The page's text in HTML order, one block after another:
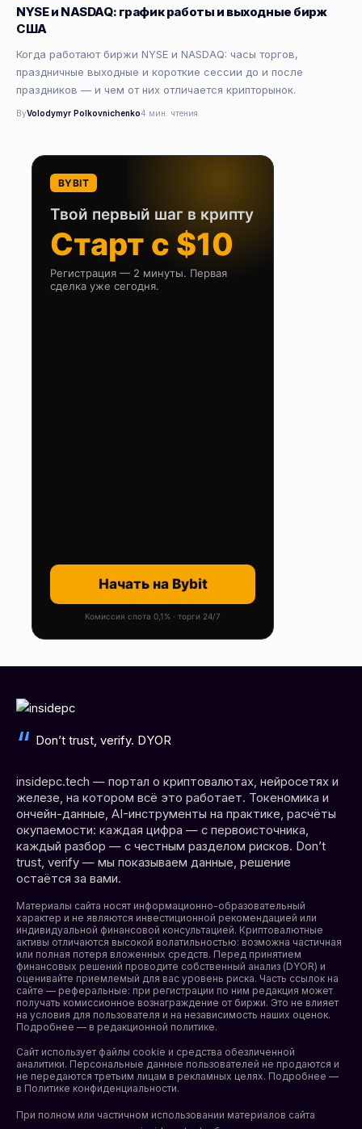
NYSE и NASDAQ: график работы и выходные бирж
США
Когда работают биржи NYSE и NASDAQ: часы торгов,
праздничные выходные и короткие сессии до и после
праздников — и чем от них отличается крипторынок.
ByVolodymyr Polkovnichenko4 мин. чтения
BYBIT
Твой первый шаг в крипту
Старт с $10
Регистрация — 2 минуты. Первая
сделка уже сегодня.
Начать на Bybit
Комиссия спота 0,1% · торги 24/7
Don’t trust, verify. DYOR
insidepc.tech — портал о криптовалютах, нейросетях и
железе, на котором всё это работает. Токеномика и
ончейн-данные, AI-инструменты на практике, расчёты
окупаемости: каждая цифра — с первоисточника,
каждый разбор — с честным разделом рисков. Don’t
trust, verify — мы показываем данные, решение
остаётся за вами.
Материалы сайта носят информационно-образовательный
характер и не являются инвестиционной рекомендацией или
индивидуальной финансовой консультацией. Криптовалютные
активы отличаются высокой волатильностью: возможна частичная
или полная потеря вложенных средств. Перед принятием
финансовых решений проводите собственный анализ (DYOR) и
оценивайте приемлемый для вас уровень риска. Часть ссылок на
сайте — реферальные: при регистрации по ним редакция может
получать комиссионное вознаграждение от биржи. Это не влияет
на условия для пользователя и на независимость наших оценок.
Подробнее — в редакционной политике.
Сайт использует файлы cookie и средства обезличенной
аналитики. Персональные данные пользователей не продаются и
не передаются третьим лицам в рекламных целях. Подробнее —
в Политике конфиденциальности.
При полном или частичном использовании материалов сайта